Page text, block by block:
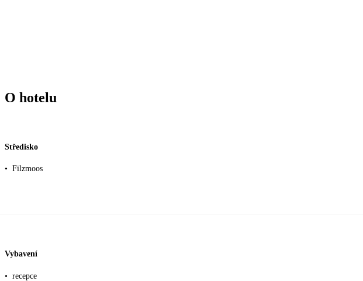
O hotelu
Středisko
• Filzmoos
Vybavení
• recepce